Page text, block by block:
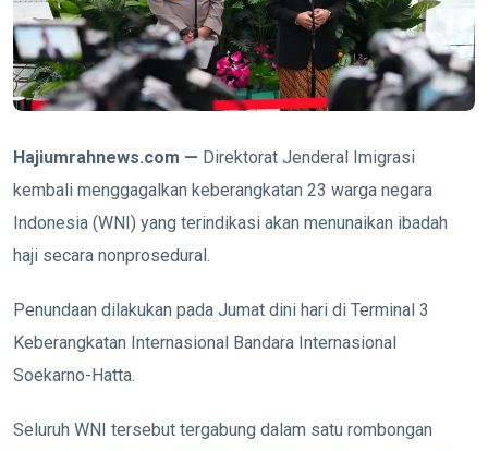
Hajiumrahnews.com — Direktorat Jenderal Imigrasi
kembali menggagalkan keberangkatan 23 warga negara
Indonesia (WNI) yang terindikasi akan menunaikan ibadah
haji secara nonprosedural.
Penundaan dilakukan pada Jumat dini hari di Terminal 3
Keberangkatan Internasional Bandara Internasional
Soekarno-Hatta.
Seluruh WNI tersebut tergabung dalam satu rombongan